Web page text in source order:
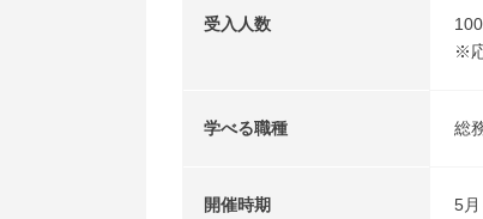
受入人数
※
学べる職種 総
開催時期 5月